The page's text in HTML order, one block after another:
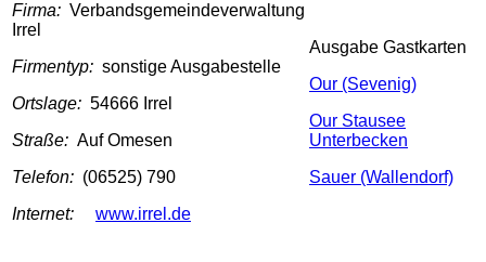
Firma: Verbandsgemeindeverwaltung
Irrel
Firmentyp: sonstige Ausgabestelle
Ortslage: 54666 Irrel
Straße: Auf Omesen
Telefon: (06525) 790
Internet:
www.irrel.de
Ausgabe Gastkarten
Our (Sevenig)
Our Stausee
Unterbecken
Sauer (Wallendorf)